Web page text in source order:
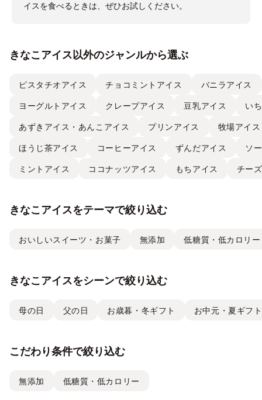
イスを食べるときは、ぜひお試しください。
きなこアイス以外のジャンルから選ぶ
ピスタチオアイス チョコミントアイス バニラアイス
ヨーグルトアイス クレープアイス 豆乳アイス い
あずきアイス・あんこアイス プリンアイス 牧場アイス
ほうじ茶アイス コーヒーアイス ずんだアイス ソ
ミントアイス ココナッツアイス もちアイス チー
きなこアイスをテーマで絞り込む
おいしいスイーツ・お菓子 無添加 低糖質・低カロリー
きなこアイスをシーンで絞り込む
母の日 父の日 お歳暮・冬ギフト お中元・夏ギフト
こだわり条件で絞り込む
無添加 低糖質・低カロリー